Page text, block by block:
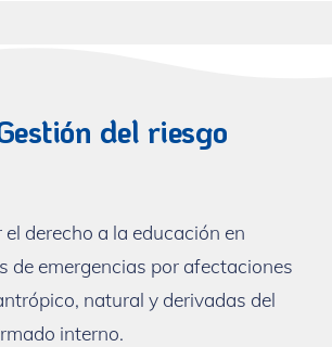
del riesgo
derecho a la educación en
de emergencias por afectaciones
natural y derivadas del
interno.